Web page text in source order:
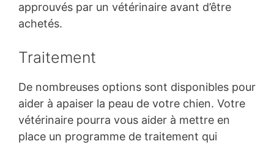
approuvés par un vétérinaire avant d’être
achetés.
Traitement
De nombreuses options sont disponibles pour
aider à apaiser la peau de votre chien. Votre
vétérinaire pourra vous aider à mettre en
place un programme de traitement qui